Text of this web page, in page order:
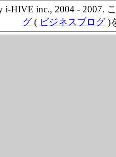
i-HIVE inc., 2004 - 2007.
グ( ビジネスブログ)